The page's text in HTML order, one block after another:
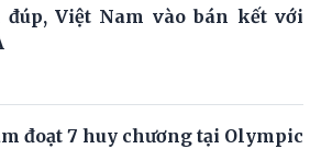
Việt Nam vào bán kết với
đoạt 7 huy chương tại Olympic